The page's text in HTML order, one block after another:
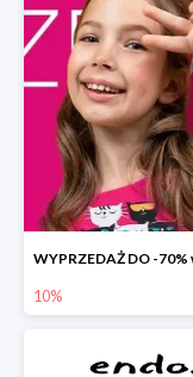
10%